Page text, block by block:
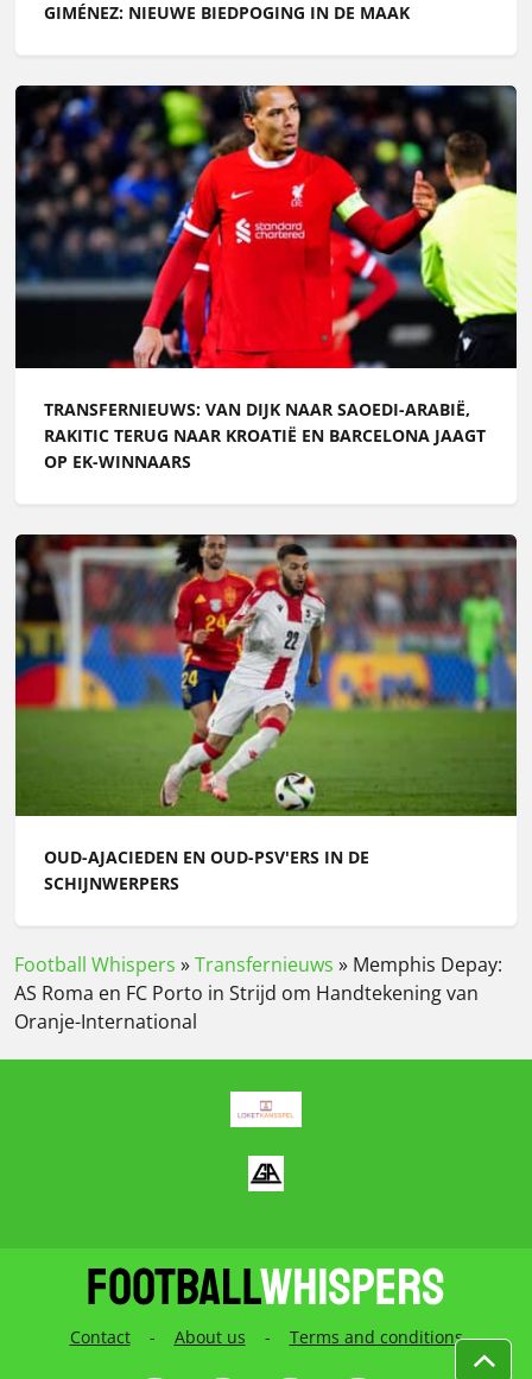
GIMÉNEZ: NIEUWE BIEDPOGING IN DE MAAK
TRANSFERNIEUWS: VAN DIJK NAAR SAOEDI-ARABIË,
RAKITIC TERUG NAAR KROATIË EN BARCELONA JAAGT
OP EK-WINNAARS
OUD-AJACIEDEN EN OUD-PSV'ERS IN DE
SCHIJNWERPERS
Football Whispers »Transfernieuws » Memphis Depay:
AS Roma en FC Porto in Strijd om Handtekening van
Oranje-International
Contact - About us - Terms and conditions